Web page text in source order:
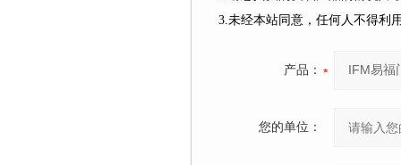
3.未经本站同意，任何人不得利
产品：
您的单位：